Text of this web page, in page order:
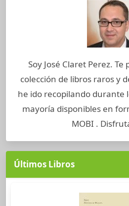
Soy José Claret Perez.
colección de libros raros y
he ido recopilando durante
mayoría disponibles en
MOBI .
Últimos Libros